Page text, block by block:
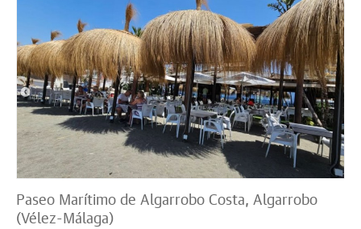
Paseo Marítimo de Algarrobo Costa, Algarrobo
(Vélez-Málaga)